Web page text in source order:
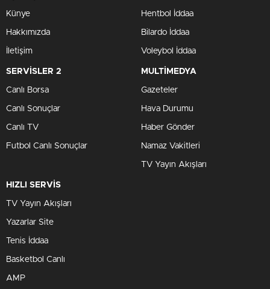
Künye
Hakkımızda
İletişim
Hentbol İddaa
Bilardo İddaa
Voleybol İddaa
SERVİSLER 2
Canlı Borsa
Canlı Sonuçlar
Canlı TV
Futbol Canlı Sonuçlar
MULTİMEDYA
Gazeteler
Hava Durumu
Haber Gönder
Namaz Vakitleri
TV Yayın Akışları
HIZLI SERVİS
TV Yayın Akışları
Yazarlar Site
Tenis İddaa
Basketbol Canlı
AMP